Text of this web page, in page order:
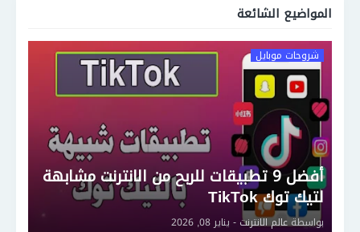
المواضيع الشائعة
شروحات موبايل
أفضل 9 تطبيقات للربح من الانترنت مشابهة
لتيك توك TikTok
بواسطةعالم الانترنت - يناير 08, 2026